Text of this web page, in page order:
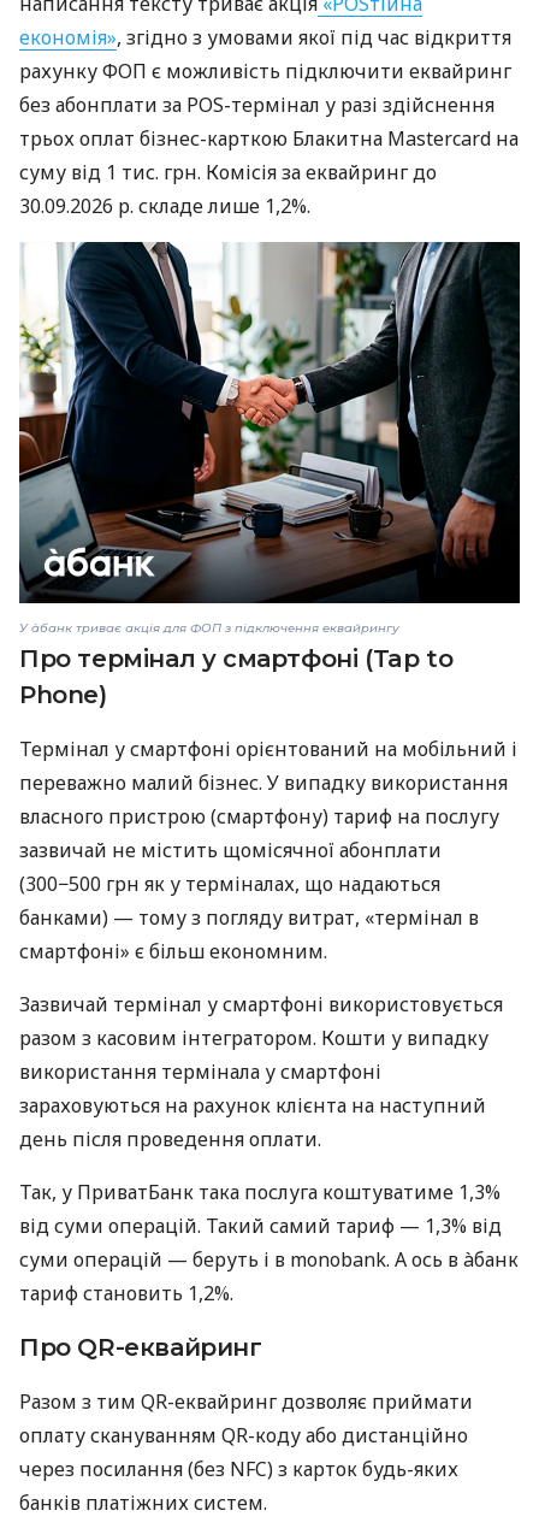
економія», згідно з умовами якої під час відкриття
рахунку ФОП є можливість підключити еквайринг
без абонплати за POS-термінал у разі здійснення
трьох оплат бізнес-карткою Блакитна Mastercard на
суму від 1 тис. грн. Комісія за еквайринг до
30.09.2026 р. складе лише 1,2%.
У àбанк триває акція для ФОП з підключення еквайрингу
Про термінал у смартфоні (Tap to
Phone)
Термінал у смартфоні орієнтований на мобільний і
переважно малий бізнес. У випадку використання
власного пристрою (смартфону) тариф на послугу
зазвичай не містить щомісячної абонплати
(300−500 грн як у терміналах, що надаються
банками) — тому з погляду витрат, «термінал в
смартфоні» є більш економним.
Зазвичай термінал у смартфоні використовується
разом з касовим інтегратором. Кошти у випадку
використання термінала у смартфоні
зараховуються на рахунок клієнта на наступний
день після проведення оплати.
Так, у ПриватБанк така послуга коштуватиме 1,3%
від суми операцій. Такий самий тариф — 1,3% від
суми операцій — беруть і в monobank. А ось в àбанк
тариф становить 1,2%.
Про QR-еквайринг
Разом з тим QR-еквайринг дозволяє приймати
оплату скануванням QR-коду або дистанційно
через посилання (без NFC) з карток будь-яких
банків платіжних систем.